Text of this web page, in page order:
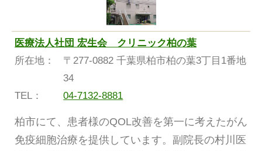
医療法人社団 宏生会 クリニック柏の葉
所在地：
〒277-0882 千葉県柏市柏の葉3丁目1番地
34
TEL：
04-7132-8881
柏市にて、患者様のQOL改善を第一に考えたがん
免疫細胞治療を提供しています。副院長の村川医